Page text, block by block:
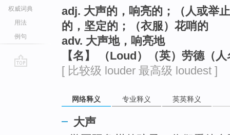
权威词典
用法
例句
adj. 大声的，响亮的；（人或举
的，坚定的；（衣服）花哨的
adv. 大声地，响亮地
【名】 （Loud）（英）劳德（
[ 比较级 louder 最高级 loudest ]
网络释义 专业释义 英英释义
大声